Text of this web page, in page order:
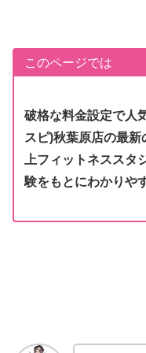
このページでは
破格な料金設定で人
スピ)秋葉原店の最
上フィットネスス
験をもとにわかりや